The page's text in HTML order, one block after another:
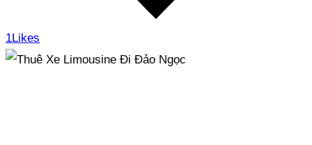
1Likes